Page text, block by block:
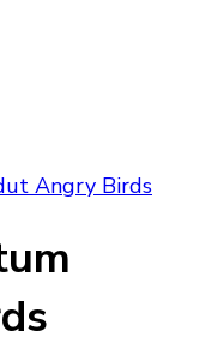
Angry Birds